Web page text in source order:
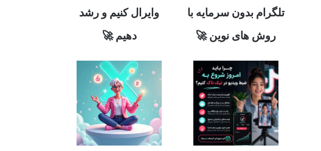
تلگرام بدون سرمایه با
روش های نوین 🚀
وایرال کنیم و رشد
دهیم 🚀